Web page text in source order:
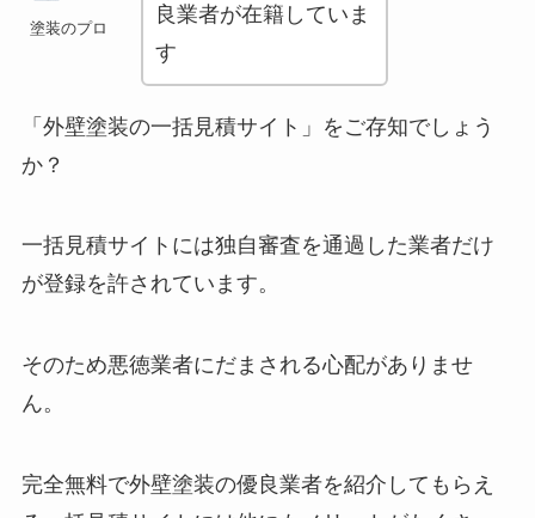
塗装のプロ
良業者が在籍していま
す
「外壁塗装の一括見積サイト」をご存知でしょう
か？
一括見積サイトには独自審査を通過した業者だけ
が登録を許されています。
そのため悪徳業者にだまされる心配がありませ
ん。
完全無料で外壁塗装の優良業者を紹介してもらえ